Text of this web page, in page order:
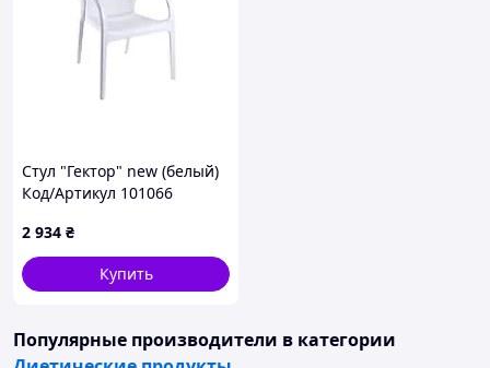
Стул "Гектор" new (белый)
Код/Артикул 101066
2 934 ₴
Купить
Популярные производители в категории